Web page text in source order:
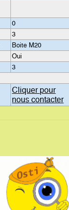
0
3
Boite M20
Oui
3
Cliquer pour
nous contacter